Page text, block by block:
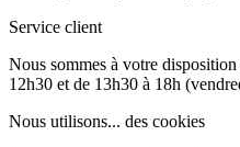
Service client
Nous sommes à votre
12h30 et de 13h30 à 18h
Nous utilisons... des cookies